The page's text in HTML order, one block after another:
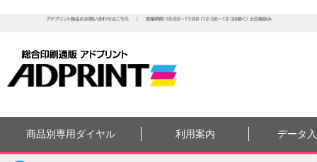
商品別専用ダイヤル 利用案内 データ